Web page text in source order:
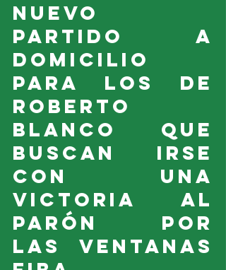
Nuevo
partido a
domicilio
para los de
Roberto
Blanco que
buscan irse
con una
victoria al
parón por
las ventanas